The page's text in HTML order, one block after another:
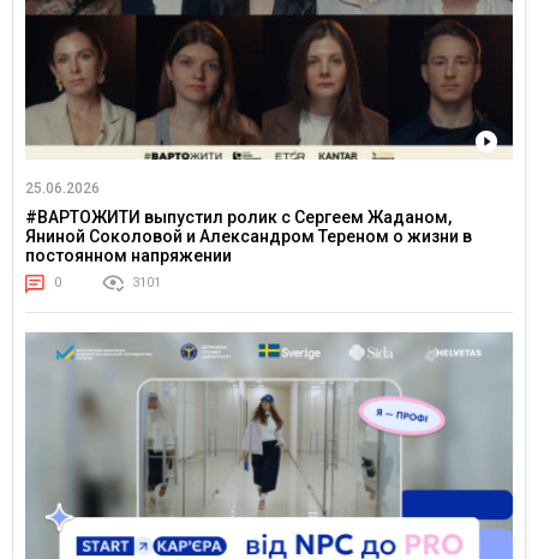
25.06.2026
#ВАРТОЖИТИ выпустил ролик с Сергеем Жаданом,
Яниной Соколовой и Александром Тереном о жизни в
постоянном напряжении
0 3101